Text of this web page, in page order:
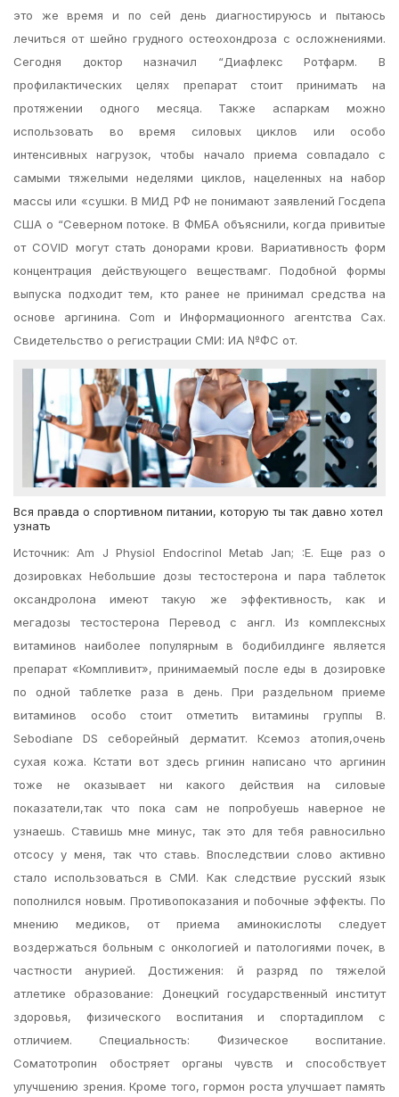
это же время и по сей день диагностируюсь и пытаюсь
лечиться от шейно грудного остеохондроза с осложнениями.
Сегодня доктор назначил “Диафлекс Ротфарм. В
профилактических целях препарат стоит принимать на
протяжении одного месяца. Также аспаркам можно
использовать во время силовых циклов или особо
интенсивных нагрузок, чтобы начало приема совпадало с
самыми тяжелыми неделями циклов, нацеленных на набор
массы или «сушки. В МИД РФ не понимают заявлений Госдепа
США о “Северном потоке. В ФМБА объяснили, когда привитые
от COVID могут стать донорами крови. Вариативность форм
концентрация действующего веществамг. Подобной формы
выпуска подходит тем, кто ранее не принимал средства на
основе аргинина. Com и Информационного агентства Сах.
Свидетельство о регистрации СМИ: ИА №ФС от.
Вся правда о спортивном питании, которую ты так давно хотел
узнать
Источник: Am J Physiol Endocrinol Metab Jan; :E. Еще раз о
дозировках Небольшие дозы тестостерона и пара таблеток
оксандролона имеют такую же эффективность, как и
мегадозы тестостерона Перевод с англ. Из комплексных
витаминов наиболее популярным в бодибилдинге является
препарат «Компливит», принимаемый после еды в дозировке
по одной таблетке раза в день. При раздельном приеме
витаминов особо стоит отметить витамины группы B.
Sebodiane DS себорейный дерматит. Ксемоз атопия,очень
сухая кожа. Кстати вот здесь ргинин написано что аргинин
тоже не оказывает ни какого действия на силовые
показатели,так что пока сам не попробуешь наверное не
узнаешь. Ставишь мне минус, так это для тебя равносильно
отсосу у меня, так что ставь. Впоследствии слово активно
стало использоваться в СМИ. Как следствие русский язык
пополнился новым. Противопоказания и побочные эффекты. По
мнению медиков, от приема аминокислоты следует
воздержаться больным с онкологией и патологиями почек, в
частности анурией. Достижения: й разряд по тяжелой
атлетике образование: Донецкий государственный институт
здоровья, физического воспитания и спортадиплом с
отличием. Специальность: Физическое воспитание.
Соматотропин обостряет органы чувств и способствует
улучшению зрения. Кроме того, гормон роста улучшает память